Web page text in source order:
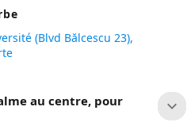
(Blvd Bălcescu 23),
au centre, pour